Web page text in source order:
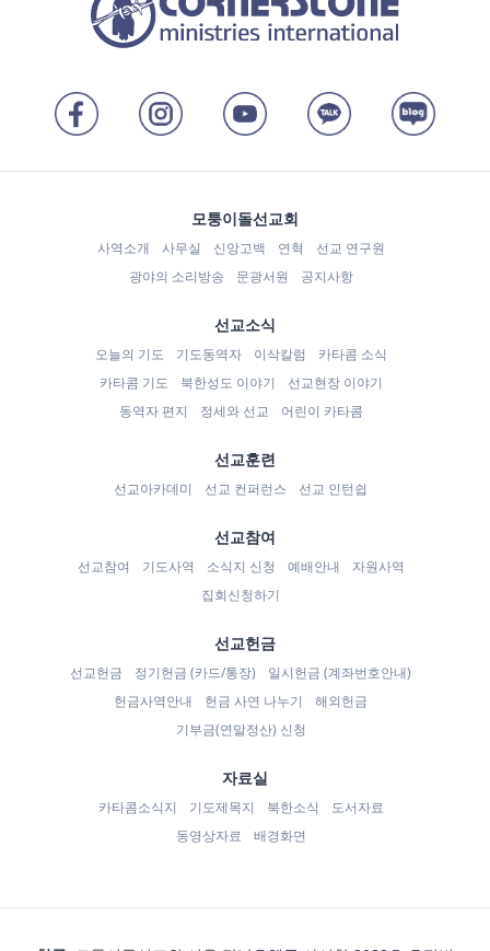
모퉁이돌선교회
사역소개 사무실 신앙고백 연혁
선교 연구원
광야의 소리방송
문광서원 공지사항
선교소식
오늘의 기도 기도동역자 이삭칼럼
카타콤 소식
카타콤 기도
북한성도 이야기
선교현장 이야기
동역자 편지
정세와 선교 어린이 카타콤
선교훈련
선교아카데미 선교 컨퍼런스 선교 인턴쉽
선교참여
선교참여 기도사역 소식지 신청 예배안내
자원사역
집회신청하기
선교헌금
선교헌금 정기헌금 (카드/통장)
일시헌금 (계좌번호안내)
헌금사역안내
헌금 사연 나누기
해외헌금
기부금(연말정산) 신청
자료실
카타콤소식지 기도제목지 북한소식
도서자료
동영상자료
배경화면